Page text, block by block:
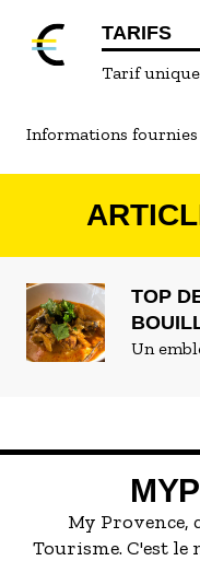
TARIFS
Tarif unique
Informations
TOP
Un
est LE
peut
servir la
My Provence,
Tourisme. C'est le